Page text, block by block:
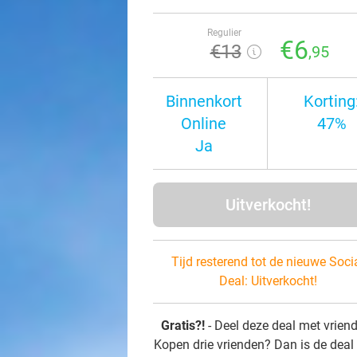
Regulier
€13 €6,95
Binnenkort
Online
Ja
47%
Uitverkocht!
Tijd resterend tot de nieuwe
Deal: Uitverkocht!
Gratis?! - Deel deze deal met
Kopen drie vrienden? Dan is de